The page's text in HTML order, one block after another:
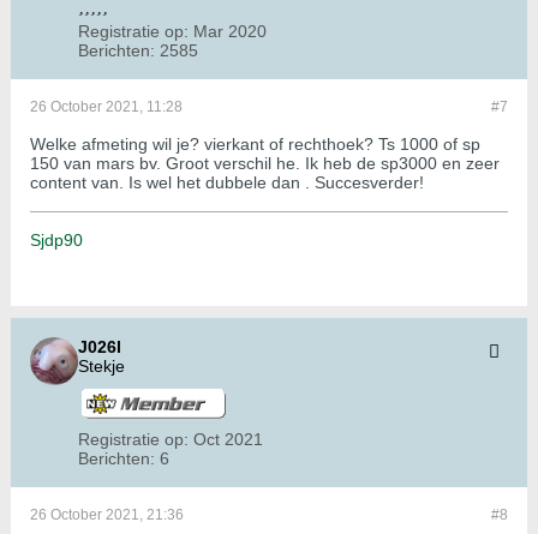
Registratie op: Mar 2020
Berichten: 2585
#7
26 October 2021, 11:28
Welke afmeting wil je? vierkant of rechthoek? Ts 1000 of sp
150 van mars bv. Groot verschil he. Ik heb de sp3000 en zeer
content van. Is wel het dubbele dan . Succesverder!
Sjdp90
J026l
Stekje
Registratie op: Oct 2021
Berichten: 6
#8
26 October 2021, 21:36